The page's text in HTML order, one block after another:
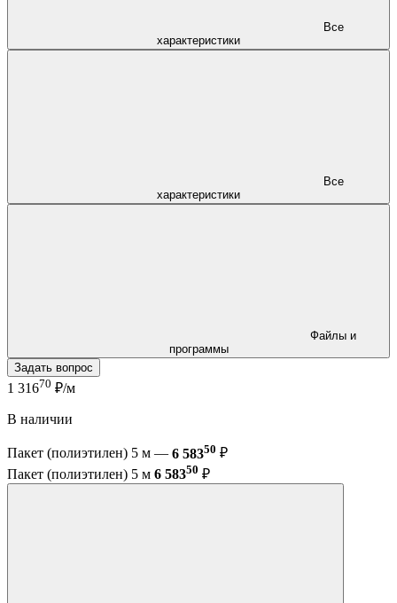
характеристики
характеристики
программы
Задать вопрос
1 31670 ₽/м
В наличии
Пакет (полиэтилен) 5 м — 6 58350 ₽
Пакет (полиэтилен) 5 м 6 58350 ₽